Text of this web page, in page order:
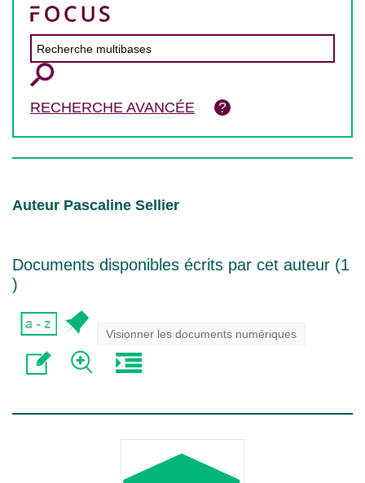
RECHERCHE AVANCÉE
Auteur Pascaline Sellier
Documents disponibles écrits par cet auteur (1
)
Visionner les documents numériques